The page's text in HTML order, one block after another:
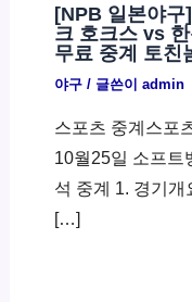
[NPB 일본야구
크 호크스 vs
무료 중계 토친
야구/ 글쓴이 admin
스포츠 중계스포
10월25일 소프트
석 중계 1. 경기
[…]